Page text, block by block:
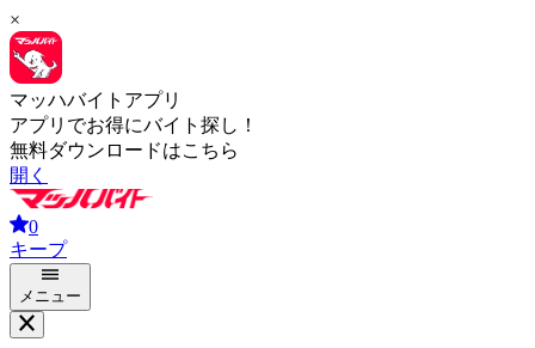
×
マッハバイトアプリ
アプリでお得にバイト探し！
無料ダウンロードはこちら
開く
0
キープ
メニュー